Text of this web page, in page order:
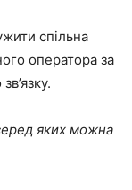
спільна
оператора за
яких можна